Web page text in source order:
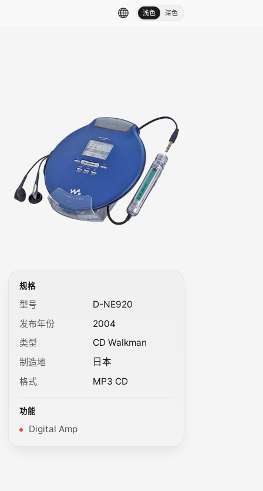
浅色 深色
规格
型号
D-NE920
发布年份
2004
类型
CD Walkman
制造地
日本
格式
MP3 CD
功能
Digital Amp